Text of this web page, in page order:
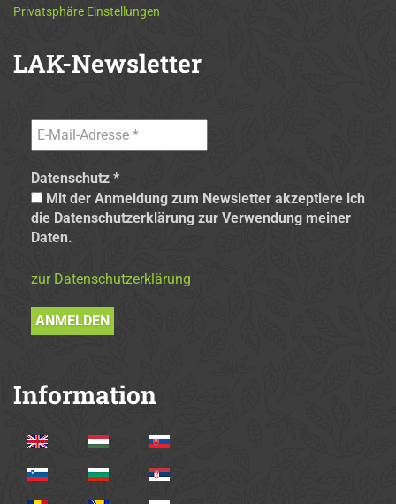
Privatsphäre Einstellungen
LAK-Newsletter
Datenschutz *
Mit der Anmeldung zum Newsletter akzeptiere ich
die Datenschutzerklärung zur Verwendung meiner
Daten.
zur Datenschutzerklärung
Information